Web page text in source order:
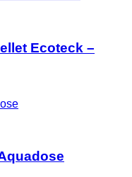
Ecoteck –